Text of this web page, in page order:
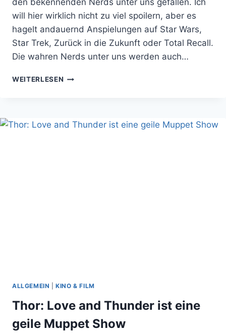
den bekennenden Nerds unter uns gefallen. Ich
will hier wirklich nicht zu viel spoilern, aber es
hagelt andauernd Anspielungen auf Star Wars,
Star Trek, Zurück in die Zukunft oder Total Recall.
Die wahren Nerds unter uns werden auch…
WEITERLESEN FILMKRITIK:
LIEBESERKLÄRUNG
AN
ALLGEMEIN |KINO & FILM
Thor: Love and Thunder ist eine
geile Muppet Show